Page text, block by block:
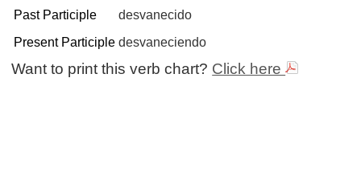
Past Participle
desvanecido
Present Participle desvaneciendo
Want to print this verb chart? Click here